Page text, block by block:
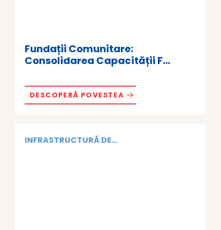
Fundații Comunitare:
Consolidarea Capacității F...
DESCOPERĂ POVESTEA
INFRASTRUCTURĂ DE...